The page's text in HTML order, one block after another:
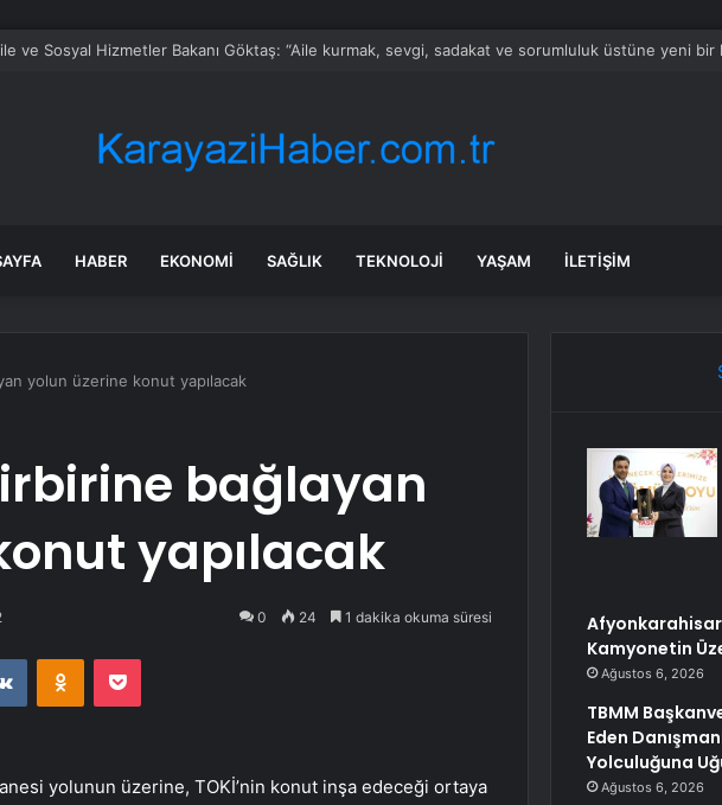
ve Sosyal Hizmetler Bakanı Göktaş: “Aile kurmak, sevgi, sadakat ve sorumluluk üstüne yeni bir
HABER EKONOMI SAĞLIK TEKNOLOJI YAŞAM İLETIŞIM
yolun üzerine konut yapılacak
bağlayan
yapılacak
0 24 1 dakika okuma süresi
VKontakteOdnoklassniki
Pocket
yolunun üzerine, TOKİ’nin konut inşa edeceği ortaya
Kamyonetin
Ağustos 6, 2026
TBMM
Eden
Yolculuğuna
Ağustos 6, 2026